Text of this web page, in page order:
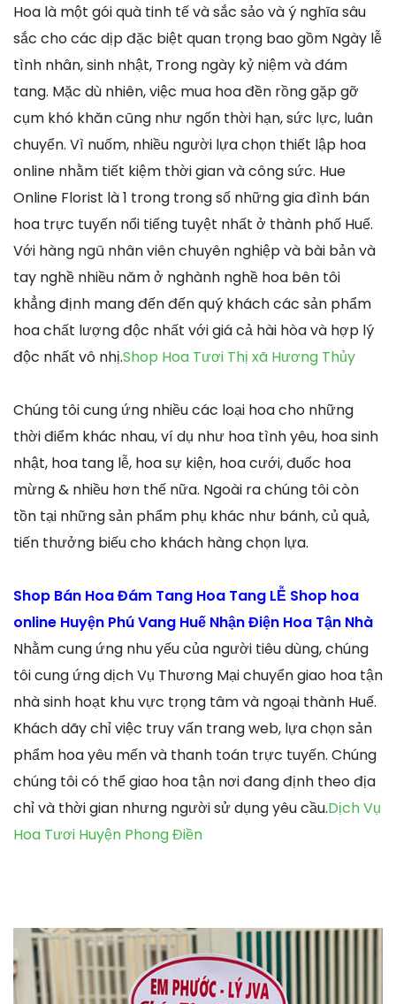
Hoa là một gói quà tinh tế và sắc sảo và ý nghĩa sâu
sắc cho các dịp đặc biệt quan trọng bao gồm Ngày lễ
tình nhân, sinh nhật, Trong ngày kỷ niệm và đám
tang. Mặc dù nhiên, việc mua hoa đền rồng gặp gỡ
cụm khó khăn cũng như ngốn thời hạn, sức lực, luân
chuyển. Vì nuốm, nhiều người lựa chọn thiết lập hoa
online nhằm tiết kiệm thời gian và công sức. Hue
Online Florist là 1 trong trong số những gia đình bán
hoa trực tuyến nổi tiếng tuyệt nhất ở thành phố Huế.
Với hàng ngũ nhân viên chuyên nghiệp và bài bản và
tay nghề nhiều năm ở nghành nghề hoa bên tôi
khẳng định mang đến đến quý khách các sản phẩm
hoa chất lượng độc nhất với giá cả hài hòa và hợp lý
độc nhất vô nhị.Shop Hoa Tươi Thị xã Hương Thủy
Chúng tôi cung ứng nhiều các loại hoa cho những
thời điểm khác nhau, ví dụ như hoa tình yêu, hoa sinh
nhật, hoa tang lễ, hoa sự kiện, hoa cưới, đuốc hoa
mừng & nhiều hơn thế nữa. Ngoài ra chúng tôi còn
tồn tại những sản phẩm phụ khác như bánh, củ quả,
tiến thưởng biếu cho khách hàng chọn lựa.
Shop Bán Hoa Đám Tang Hoa Tang LỄ Shop hoa
online Huyện Phú Vang Huế Nhận Điện Hoa Tận Nhà
Nhằm cung ứng nhu yếu của người tiêu dùng, chúng
tôi cung ứng dịch Vụ Thương Mại chuyển giao hoa tận
nhà sinh hoạt khu vực trọng tâm và ngoại thành Huế.
Khách dãy chỉ việc truy vấn trang web, lựa chọn sản
phẩm hoa yêu mến và thanh toán trực tuyến. Chúng
chúng tôi có thể giao hoa tận nơi đang định theo địa
chỉ và thời gian nhưng người sử dụng yêu cầu.Dịch Vụ
Hoa Tươi Huyện Phong Điền